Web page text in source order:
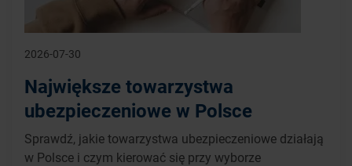
2026-07-30
Największe towarzystwa
ubezpieczeniowe w Polsce
Sprawdź, jakie towarzystwa ubezpieczeniowe działają
w Polsce i czym kierować się przy wyborze